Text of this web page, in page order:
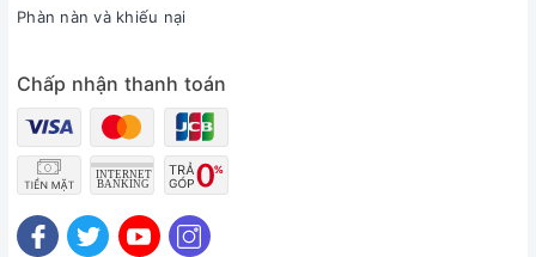
Phàn nàn và khiếu nại
Chấp nhận thanh toán